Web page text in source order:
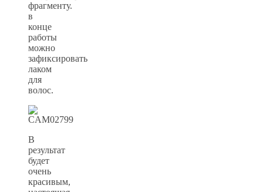
фрагменту.
в
конце
работы
можно
зафиксировать
лаком
для
волос.
В
результат
будет
очень
красивым,